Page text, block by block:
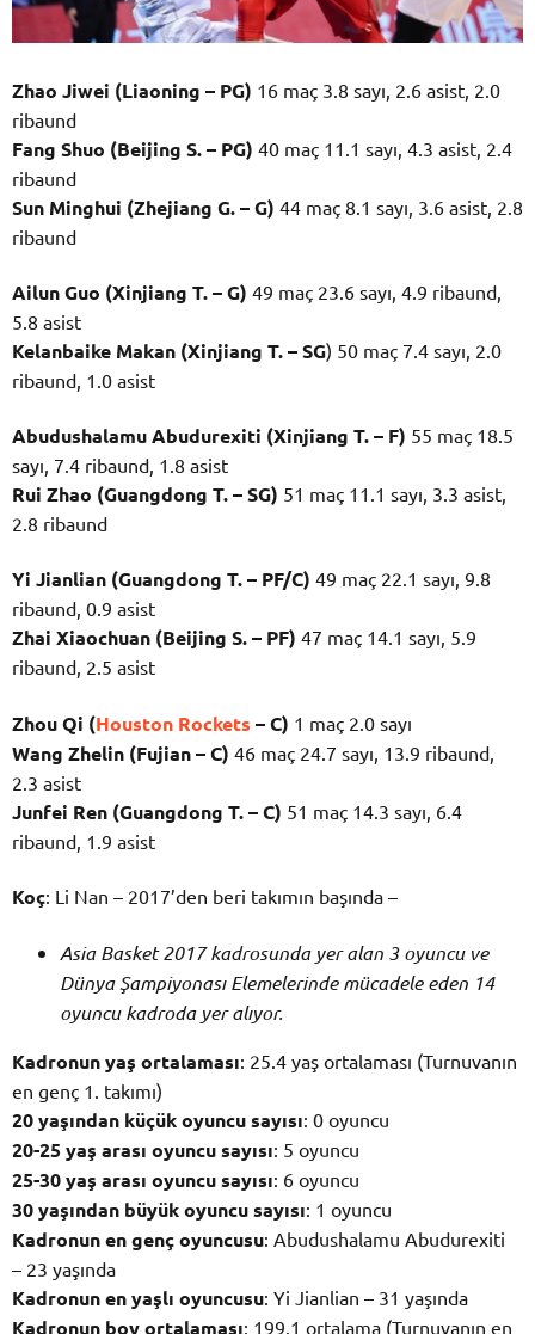
Zhao Jiwei (Liaoning – PG) 16 maç 3.8 sayı, 2.6 asist, 2.0
ribaund
Fang Shuo (Beijing S. – PG) 40 maç 11.1 sayı, 4.3 asist, 2.4
ribaund
Sun Minghui (Zhejiang G. – G) 44 maç 8.1 sayı, 3.6 asist, 2.8
ribaund
Ailun Guo (Xinjiang T. – G) 49 maç 23.6 sayı, 4.9 ribaund,
5.8 asist
Kelanbaike Makan (Xinjiang T. – SG) 50 maç 7.4 sayı, 2.0
ribaund, 1.0 asist
Abudushalamu Abudurexiti (Xinjiang T. – F) 55 maç 18.5
sayı, 7.4 ribaund, 1.8 asist
Rui Zhao (Guangdong T. – SG) 51 maç 11.1 sayı, 3.3 asist,
2.8 ribaund
Yi Jianlian (Guangdong T. – PF/C) 49 maç 22.1 sayı, 9.8
ribaund, 0.9 asist
Zhai Xiaochuan (Beijing S. – PF) 47 maç 14.1 sayı, 5.9
ribaund, 2.5 asist
Zhou Qi (Houston Rockets – C) 1 maç 2.0 sayı
Wang Zhelin (Fujian – C) 46 maç 24.7 sayı, 13.9 ribaund,
2.3 asist
Junfei Ren (Guangdong T. – C) 51 maç 14.3 sayı, 6.4
ribaund, 1.9 asist
Koç: Li Nan – 2017’den beri takımın başında –
Asia Basket 2017 kadrosunda yer alan 3 oyuncu ve
Dünya Şampiyonası Elemelerinde mücadele eden 14
oyuncu kadroda yer alıyor.
Kadronun yaş ortalaması: 25.4 yaş ortalaması (Turnuvanın
en genç 1. takımı)
20 yaşından küçük oyuncu sayısı: 0 oyuncu
20-25 yaş arası oyuncu sayısı: 5 oyuncu
25-30 yaş arası oyuncu sayısı: 6 oyuncu
30 yaşından büyük oyuncu sayısı: 1 oyuncu
Kadronun en genç oyuncusu: Abudushalamu Abudurexiti
– 23 yaşında
Kadronun en yaşlı oyuncusu: Yi Jianlian – 31 yaşında
Kadronun boy ortalaması: 199.1 ortalama (Turnuvanın en